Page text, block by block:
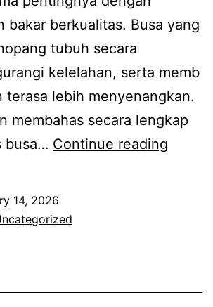
bakar berkualitas. Busa yang
tubuh secara
kelelahan, serta memb
terasa lebih menyenangkan.
membahas secara lengkap
busa… Continue reading
14, 2026